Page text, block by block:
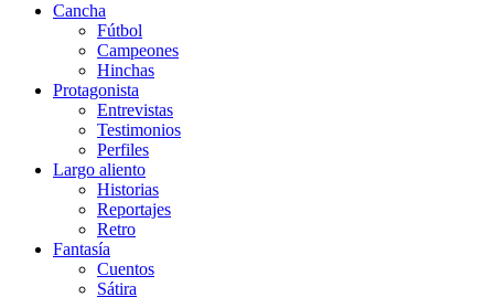
Cancha
Fútbol
Campeones
Hinchas
Protagonista
Entrevistas
Testimonios
Perfiles
Largo aliento
Historias
Reportajes
Retro
Fantasía
Cuentos
Sátira